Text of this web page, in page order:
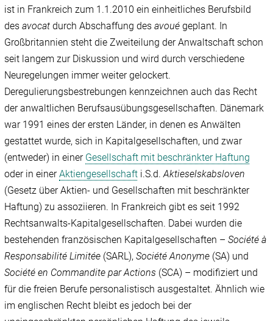
ist in Frankreich zum 1.1.2010 ein einheitliches Berufsbild
desavocat durch Abschaffung desavoué geplant. In
Großbritannien steht die Zweiteilung der Anwaltschaft schon
seit langem zur Diskussion und wird durch verschiedene
Neuregelungen immer weiter gelockert.
Deregulierungsbestrebungen kennzeichnen auch das Recht
der anwaltlichen Berufsausübungsgesellschaften. Dänemark
war 1991 eines der ersten Länder, in denen es Anwälten
gestattet wurde, sich in Kapitalgesellschaften, und zwar
(entweder) in einer Gesellschaft mit beschränkter Haftung
oder in einerAktiengesellschaft i.S.d.Aktieselskabsloven
(Gesetz über Aktien- und Gesellschaften mit beschränkter
Haftung) zu assoziieren. In Frankreich gibt es seit 1992
Rechtsanwalts-Kapitalgesellschaften. Dabei wurden die
bestehenden französischen Kapitalgesellschaften –Société à
Responsabilité Limitée (SARL),Société Anonyme (SA) und
Société en Commandite par Actions (SCA) – modifiziert und
für die freien Berufe personalistisch ausgestaltet. Ähnlich wie
im englischen Recht bleibt es jedoch bei der